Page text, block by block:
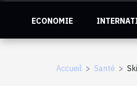
ECONOMIE
Accueil Santé